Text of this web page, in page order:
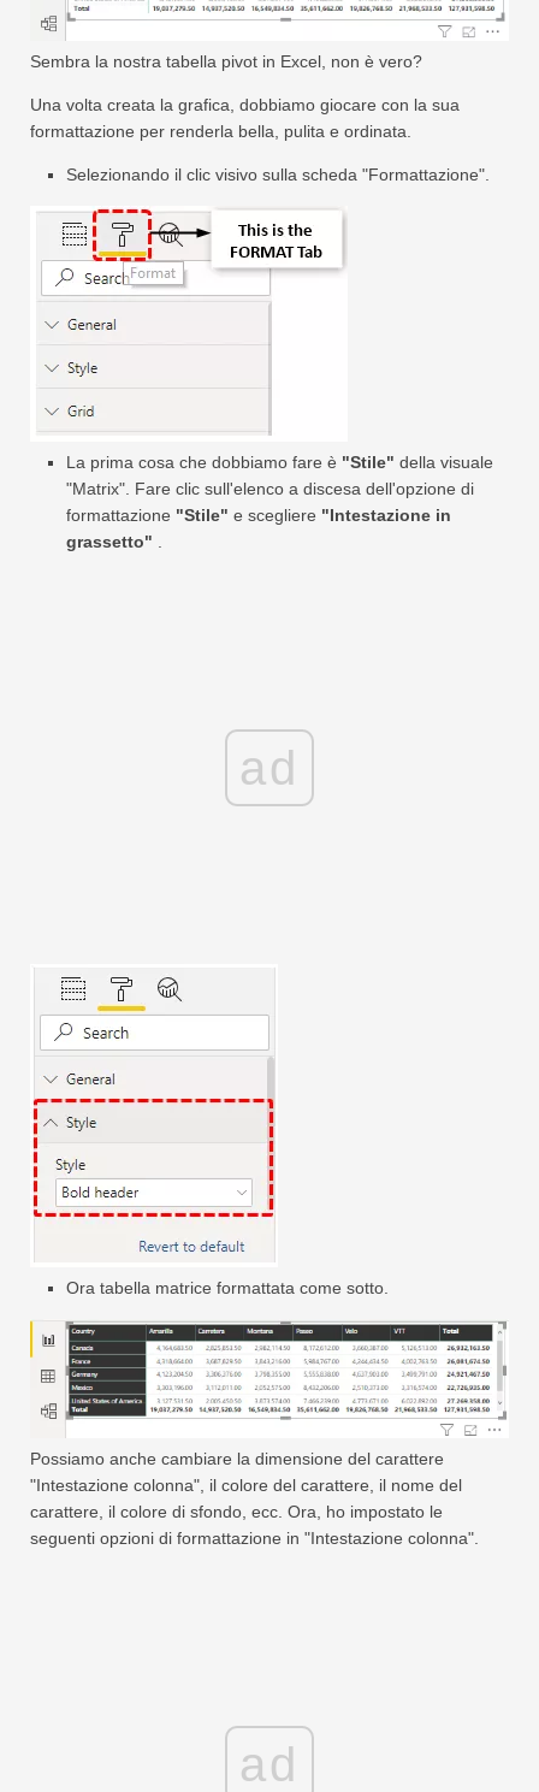
Sembra la nostra tabella pivot in Excel, non è vero?
Una volta creata la grafica, dobbiamo giocare con la sua
formattazione per renderla bella, pulita e ordinata.
Selezionando il clic visivo sulla scheda "Formattazione".
La prima cosa che dobbiamo fare è "Stile" della visuale
"Matrix". Fare clic sull'elenco a discesa dell'opzione di
formattazione "Stile" e scegliere "Intestazione in
grassetto"
ad
Ora tabella matrice formattata come sotto.
Possiamo anche cambiare la dimensione del carattere
"Intestazione colonna", il colore del carattere, il nome del
carattere, il colore di sfondo, ecc. Ora, ho impostato le
seguenti opzioni di formattazione in "Intestazione colonna".
ad